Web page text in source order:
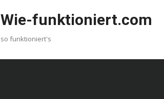
Wie-funktioniert.com
so funktioniert's